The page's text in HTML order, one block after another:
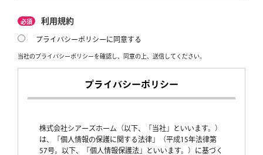
必須 利用規約
プライバシーポリシーに同意する
当社のプライバシーポリシーを確認し、同意の上、送信してください。
プライバシーポリシー
株式会社シアーズホーム（以下、「当社」といいます。）
は、「個人情報の保護に関する法律」（平成15年法律第
57号。以下、「個人情報保護法」といいます。）に基づく